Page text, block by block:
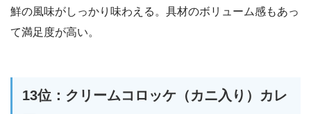
鮮の風味がしっかり味わえる。具材のボリューム感もあっ
て満足度が高い。
13位：クリームコロッケ（カニ入り）カレ